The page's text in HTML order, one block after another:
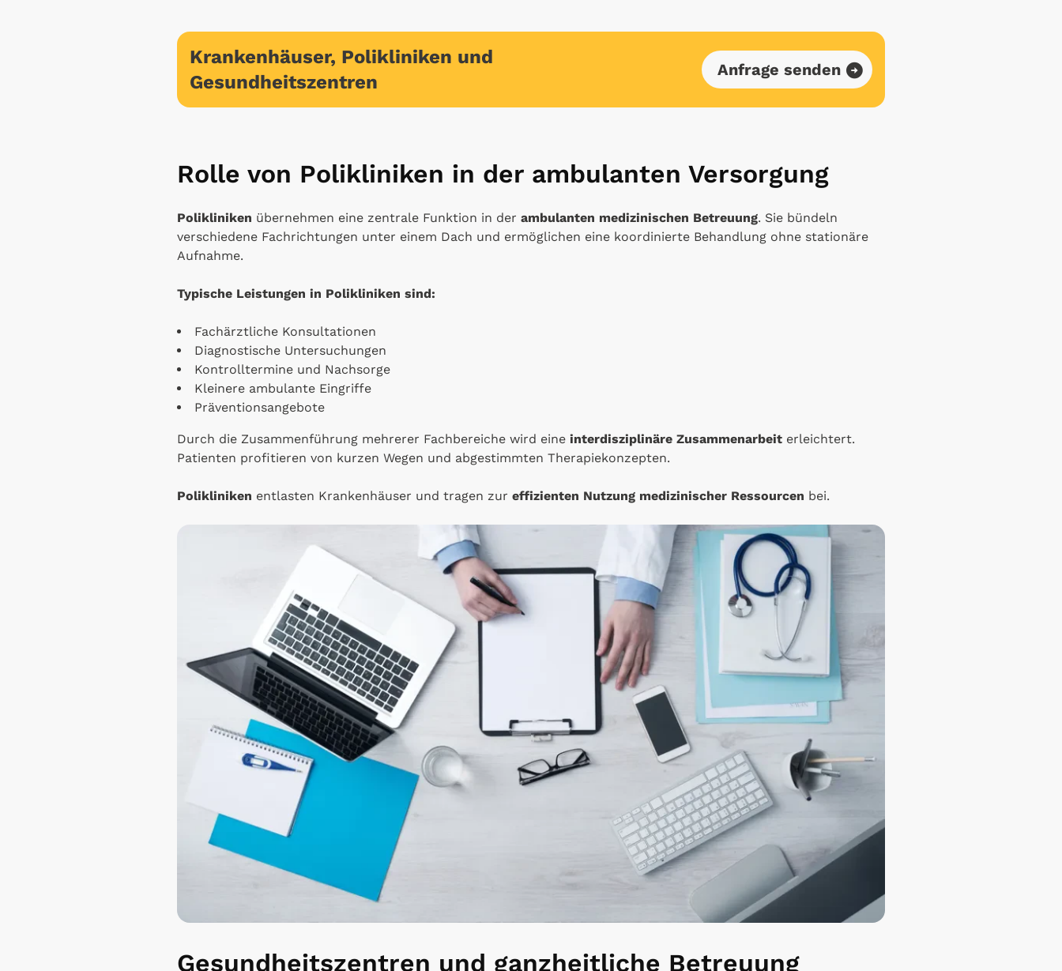
Krankenhäuser, Polikliniken und
Gesundheitszentren
Anfrage senden
Rolle von Polikliniken in der ambulanten Versorgung
Polikliniken übernehmen eine zentrale Funktion in der ambulanten medizinischen Betreuung. Sie bündeln
verschiedene Fachrichtungen unter einem Dach und ermöglichen eine koordinierte Behandlung ohne stationäre
Aufnahme.
Typische Leistungen in Polikliniken sind:
Fachärztliche Konsultationen
Diagnostische Untersuchungen
Kontrolltermine und Nachsorge
Kleinere ambulante Eingriffe
Präventionsangebote
Durch die Zusammenführung mehrerer Fachbereiche wird eine interdisziplinäre Zusammenarbeit erleichtert.
Patienten profitieren von kurzen Wegen und abgestimmten Therapiekonzepten.
Polikliniken entlasten Krankenhäuser und tragen zur effizienten Nutzung medizinischer Ressourcen bei.
Gesundheitszentren und ganzheitliche Betreuung